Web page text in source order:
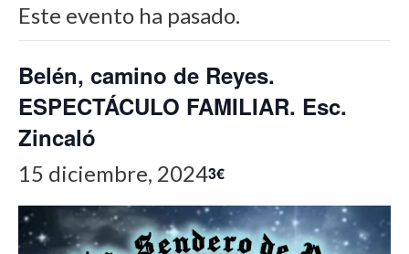
Este evento ha pasado.
Belén, camino de Reyes.
ESPECTÁCULO FAMILIAR. Esc.
Zincaló
15 diciembre, 20243€